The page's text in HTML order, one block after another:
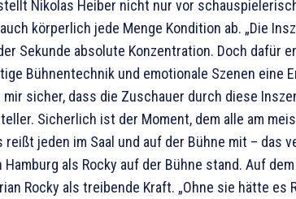
Nikolas Heiber nicht nur vor
körperlich jede Menge Kondition ab. „Die
Sekunde absolute Konzentration. Doch dafür
Bühnentechnik und emotionale Szenen eine
sicher, dass die Zuschauer durch diese
Sicherlich ist der Moment, dem alle am
jeden im Saal und auf der Bühne mit – das
als Rocky auf der Bühne stand. Auf
Rocky als treibende Kraft. „Ohne sie hätte es